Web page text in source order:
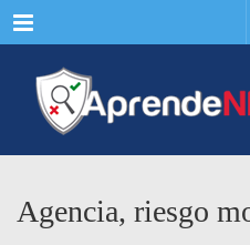
Menu
Agencia, riesgo